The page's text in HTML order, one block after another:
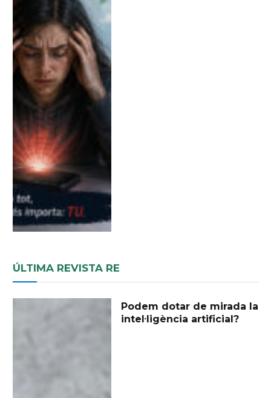
ÚLTIMA REVISTA RE
Podem dotar de mirada la
intel·ligència artificial?